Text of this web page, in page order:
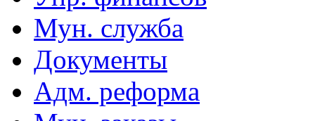
Мун. служба
Документы
Адм. реформа